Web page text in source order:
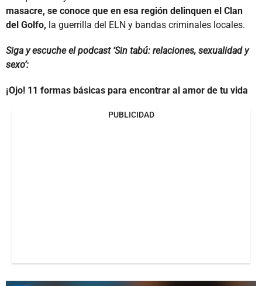
masacre, se conoce que en esa región delinquen el Clan
del Golfo, la guerrilla del ELN y bandas criminales locales.
Siga y escuche el podcast ‘Sin tabú: relaciones, sexualidad y
sexo’:
¡Ojo! 11 formas básicas para encontrar al amor de tu vida
PUBLICIDAD